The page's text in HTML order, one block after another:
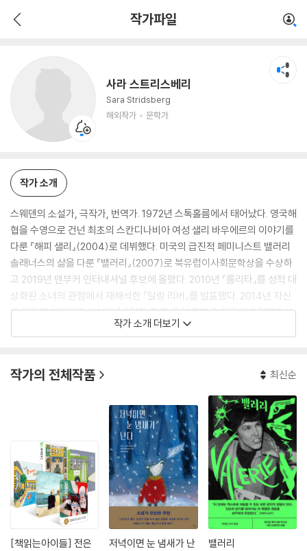
작가파일
사라 스트리스베리
Sara Stridsberg
해외작가
문학가
작가 소개
스웨덴의 소설가, 극작가, 번역가. 1972년 스톡홀름에서 태어났다. 영국해
협을 수영으로 건넌 최초의 스칸디나비아 여성 샐리 바우에르의 이야기를
다룬 『해피 샐리』(2004)로 데뷔했다. 미국의 급진적 페미니스트 밸러리
솔래너스의 삶을 다룬 『밸러리』(2007)로 북유럽이사회문학상을 수상하
고 2019년 맨부커 인터내셔널 후보에 올랐다. 2010년 『롤리타』를 성적 대
상화된 소녀의 관점에서 재해석한 『달링 리버』를 발표했다. 2014년 자신
의 자전적 이야기가 녹아든 『사랑의 중력』을 발표하고 이듬해 유럽문학상
을 수상하며 유럽에서 가장 중요한 현대문학 작가로 자리매김했다. 그 외
스트리츠베리는 2016년 노벨문학상 수상자를 결정하는 스웨덴 한림원 노
벨위원회 종신위원 열여덟 명 중 열세번째 위원으로 선출되었고, 노벨위원
회 설립 이래 열번째 여성 위원이자 최연소 위원이었다. 그러나 2018년 한
림원 장클로드 아르노 스캔들이 불거지고, 피해자 지지를 선언했던 사무총
장 사라 다니우스가 사퇴하면서 그녀와 연대하고자 한림원을 떠났다.
작가 소개 더보기
작가의 전체작품 최신순
[책읽는아이들] 전은
저녁이면 눈 냄새가 난
밸러리